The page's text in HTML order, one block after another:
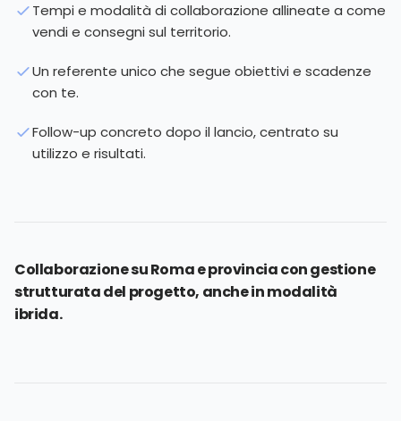
Tempi e modalità di collaborazione allineate a come
vendi e consegni sul territorio.
Un referente unico che segue obiettivi e scadenze
con te.
Follow-up concreto dopo il lancio, centrato su
utilizzo e risultati.
Collaborazione su Roma e provincia con gestione
strutturata del progetto, anche in modalità
ibrida.